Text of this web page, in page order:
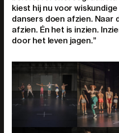
kiest hij nu voor
dansers doen afzien. Naar
afzien. Én het is inzien.
door het leven jagen.”